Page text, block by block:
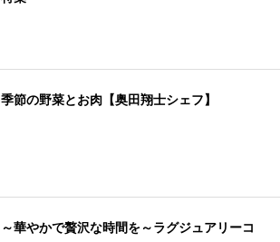
季節の野菜とお肉【奥田翔士シェフ】
～華やかで贅沢な時間を～ラグジュアリーコ